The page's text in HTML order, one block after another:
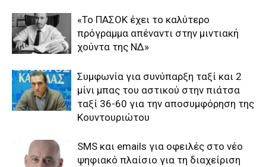
«Το ΠΑΣΟΚ έχει το καλύτερο
πρόγραμμα απέναντι στην μιντιακή
χούντα της ΝΔ»
Συμφωνία για συνύπαρξη ταξί και 2
μίνι μπας του αστικού στην πιάτσα
ταξί 36-60 για την αποσυμφόρηση της
Κουντουριώτου
SMS και emails για οφειλές στο νέο
ψηφιακό πλαίσιο για τη διαχείριση